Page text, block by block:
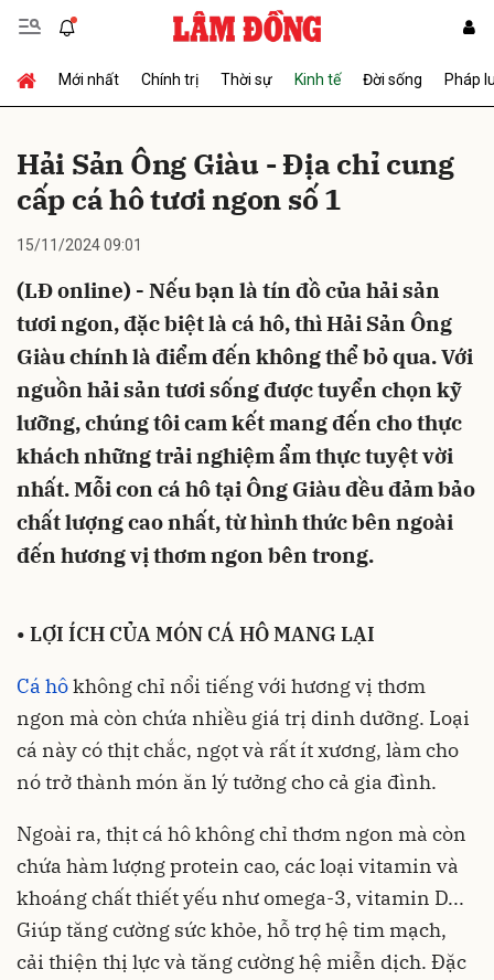
Mới nhất Chính trị Thời sự Kinh tế Đời sống Pháp
Hải Sản Ông Giàu - Địa chỉ cung
cấp cá hô tươi ngon số 1
15/11/2024 09:01
(LĐ online) - Nếu bạn là tín đồ của hải sản
tươi ngon, đặc biệt là cá hô, thì Hải Sản Ông
Giàu chính là điểm đến không thể bỏ qua. Với
nguồn hải sản tươi sống được tuyển chọn kỹ
lưỡng, chúng tôi cam kết mang đến cho thực
khách những trải nghiệm ẩm thực tuyệt vời
nhất. Mỗi con cá hô tại Ông Giàu đều đảm bảo
chất lượng cao nhất, từ hình thức bên ngoài
đến hương vị thơm ngon bên trong.
• LỢI ÍCH CỦA MÓN CÁ HÔ MANG LẠI
Cá hôkhông chỉ nổi tiếng với hương vị thơm
ngon mà còn chứa nhiều giá trị dinh dưỡng. Loại
cá này có thịt chắc, ngọt và rất ít xương, làm cho
nó trở thành món ăn lý tưởng cho cả gia đình.
Ngoài ra, thịt cá hô không chỉ thơm ngon mà còn
chứa hàm lượng protein cao, các loại vitamin và
khoáng chất thiết yếu như omega-3, vitamin D...
Giúp tăng cường sức khỏe, hỗ trợ hệ tim mạch,
cải thiện thị lực và tăng cường hệ miễn dịch. Đặc
Gửi bình luận
Hủy Gửi